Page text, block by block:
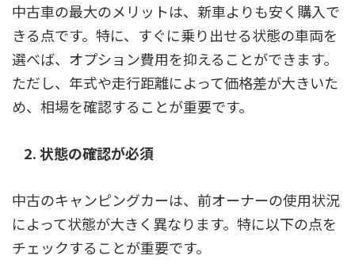
中古車の最大のメリットは、新車よりも安く購入で
きる点です。特に、すぐに乗り出せる状態の車両を
選べば、オプション費用を抑えることができます。
ただし、年式や走行距離によって価格差が大きいた
め、相場を確認することが重要です。
2. 状態の確認が必須
中古のキャンピングカーは、前オーナーの使用状況
によって状態が大きく異なります。特に以下の点を
チェックすることが重要です。